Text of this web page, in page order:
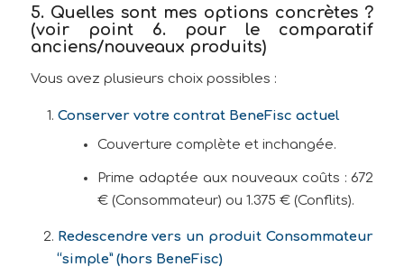
5. Quelles sont mes options concrètes ?
(voir point 6. pour le comparatif
anciens/nouveaux produits)
Vous avez plusieurs choix possibles :
Conserver votre contrat BeneFisc actuel
Couverture complète et inchangée.
Prime adaptée aux nouveaux coûts : 672
€ (Consommateur) ou 1.375 € (Conflits).
Redescendre vers un produit Consommateur
“simple” (hors BeneFisc)